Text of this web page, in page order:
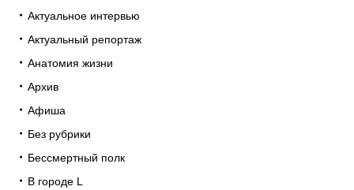
Актуальное интервью
Актуальный репортаж
Анатомия жизни
Архив
Афиша
Без рубрики
Бессмертный полк
В городе L